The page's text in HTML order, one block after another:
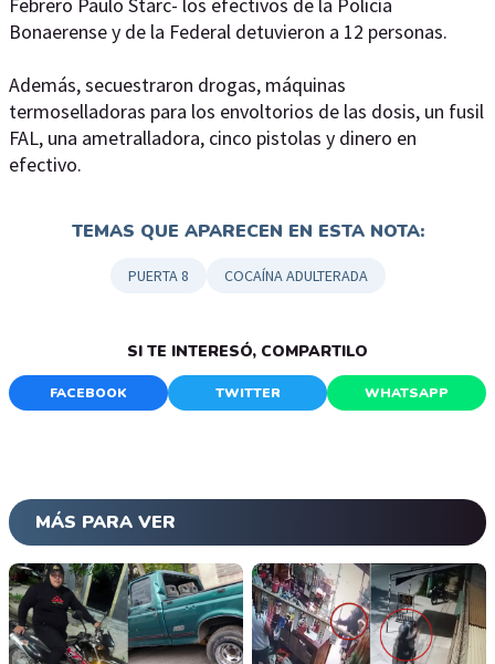
Bonaerense y de la Federal detuvieron a 12 personas.
Además, secuestraron drogas, máquinas
termoselladoras para los envoltorios de las dosis, un fusil
FAL, una ametralladora, cinco pistolas y dinero en
efectivo.
TEMAS QUE APARECEN EN ESTA NOTA:
PUERTA 8 COCAÍNA ADULTERADA
SI TE INTERESÓ, COMPARTILO
FACEBOOK TWITTER WHATSAPP
MÁS PARA VER